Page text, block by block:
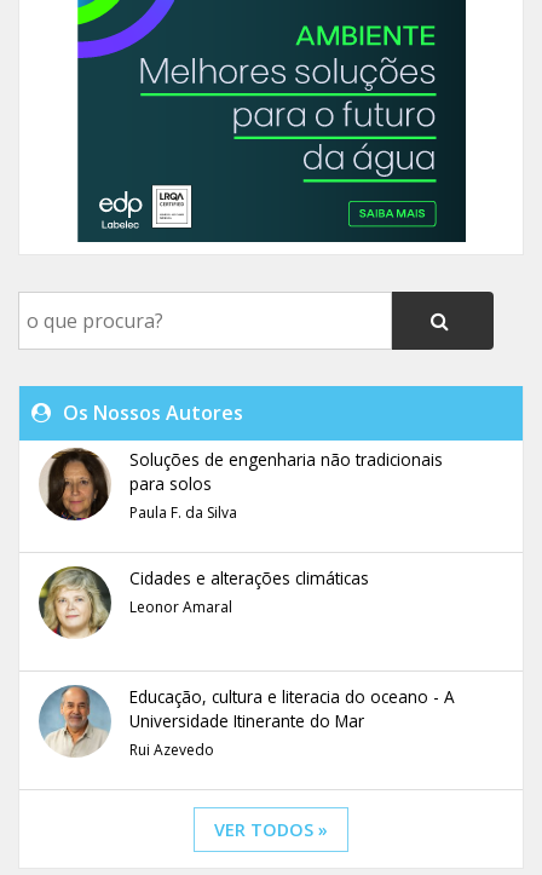
Os Nossos Autores
Soluções de engenharia não tradicionais
para solos
Paula F. da Silva
Cidades e alterações climáticas
Leonor Amaral
Educação, cultura e literacia do oceano - A
Universidade Itinerante do Mar
Rui Azevedo
VER TODOS »